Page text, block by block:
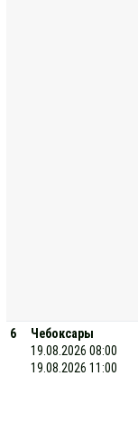
6
Чебоксары
19.08.2026 08:00
19.08.2026 11:00